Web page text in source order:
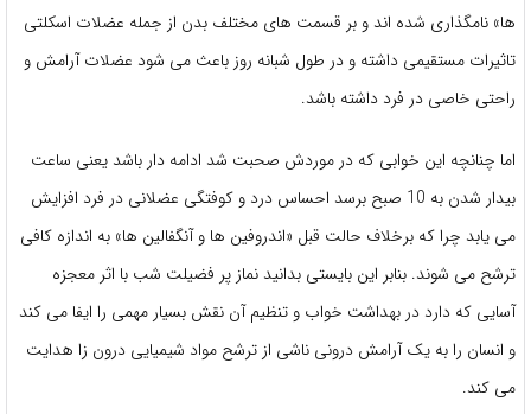
ها» نامگذاری شده اند و بر قسمت های مختلف بدن از جمله عضلات اسکلتی
تاثیرات مستقیمی داشته و در طول شبانه روز باعث می شود عضلات آرامش و
راحتی خاصی در فرد داشته باشد.
اما چنانچه این خوابی که در موردش صحبت شد ادامه دار باشد یعنی ساعت
بیدار شدن به 10 صبح برسد احساس درد و کوفتگی عضلانی در فرد افزایش
می یابد چرا که برخلاف حالت قبل «اندروفین ها و آنگفالین ها» به اندازه کافی
ترشح می شوند. بنابر این بایستی بدانید نماز پر فضیلت شب با اثر معجزه
آسایی که دارد در بهداشت خواب و تنظیم آن نقش بسیار مهمی را ایفا می کند
و انسان را به یک آرامش درونی ناشی از ترشح مواد شیمیایی درون زا هدایت
می کند.